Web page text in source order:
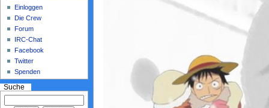
Einloggen
Die Crew
Forum
IRC-Chat
Facebook
Twitter
Spenden
Suche